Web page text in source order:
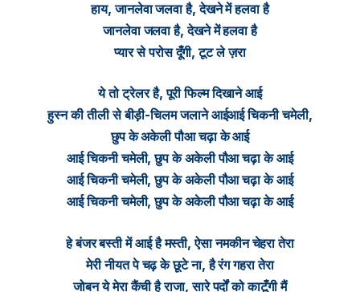
हाय, जानलेवा जलवा है, देखने में हलवा है
जानलेवा जलवा है, देखने में हलवा है
प्यार से परोस दूँगी, टूट ले ज़रा
ये तो ट्रेलर है, पूरी फिल्म दिखाने आई
हुस्न की तीली से बीड़ी-चिलम जलाने आईआई चिकनी चमेली,
छुप के अकेली पौआ चढ़ा के आई
आई चिकनी चमेली, छुप के अकेली पौआ चढ़ा के आई
आई चिकनी चमेली, छुप के अकेली पौआ चढ़ा के आई
आई चिकनी चमेली, छुप के अकेली पौआ चढ़ा के आई
हे बंजर बस्ती में आई है मस्ती, ऐसा नमकीन चेहरा तेरा
मेरी नीयत पे चढ़ के छूटे ना, है रंग गहरा तेरा
जोबन ये मेरा कैंची है राजा, सारे पर्दों को काटूँगी मैं